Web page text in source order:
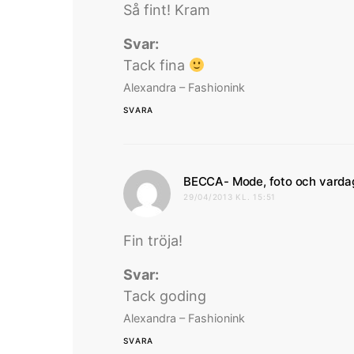
Så fint! Kram
Svar:
Tack fina
Alexandra – Fashionink
SVARA
BECCA- Mode, foto och
29/04/2013 KL. 15:51
Fin tröja!
Svar:
Tack goding
Alexandra – Fashionink
SVARA